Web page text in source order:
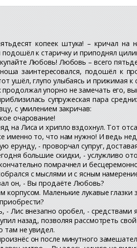
копеек штука! – кричал
к старичку и приподнял
Любовь! Любовь – всего
заинтересовался, подошёл к
ушёл, глупо улыбаясь и прижимая к
упорно не замечать его,
супружеская пара
с умилением закричав:
очарование!
на Лиса и хрипло вздохнул. Тот
именно то, что нам нужно! И ведь
- проворчал супруг,
большие скидки, - услужливо
помрачнел и
с мыслями и с ясным
он, - Вы продаёте Любовь?
корпусом. Маленькие лукавые глазки
Лис внезапно оробел, - средствами
назад, позволяя рассмотреть
там не увидел.
он после минутного